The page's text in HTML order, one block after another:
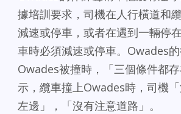
據培訓要求，司機在人行橫道和
減速或停車，或者在遇到一輛停
車時必須減速或停車。Owades的
Owades被撞時，「三個條件都
示，纜車撞上Owades時，司機
左邊」，「沒有注意道路」。